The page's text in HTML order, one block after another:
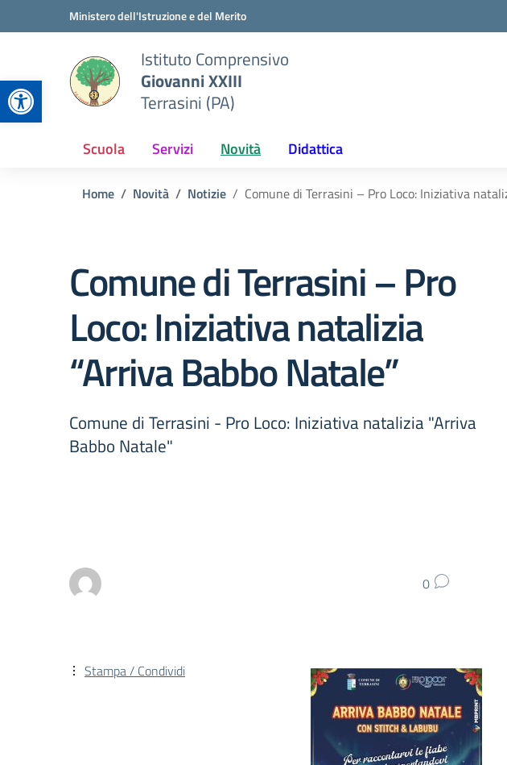
Apri la barra degli strumenti
Vai ai contenuti
Vai al menu di navigazioneMinistero dell'Istruzione e del Merito
Istituto Comprensivo
Giovanni XXIII
Terrasini (PA)
Scuola Servizi Novità Didattica
Home Novità Notizie Comune di Terrasini – Pro Loco: Iniziativa
Comune di Terrasini – Pro
Loco: Iniziativa natalizia
“Arriva Babbo Natale”
Comune di Terrasini - Pro Loco: Iniziativa natalizia "Arriva
Babbo Natale"
0
Stampa / Condividi